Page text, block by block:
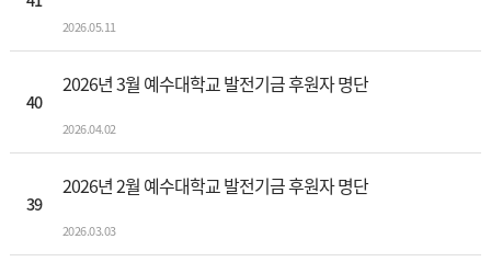
2026.05.11
40
2026년 3월 예수대학교 발전기금 후원자 명단
2026.04.02
39
2026년 2월 예수대학교 발전기금 후원자 명단
2026.03.03